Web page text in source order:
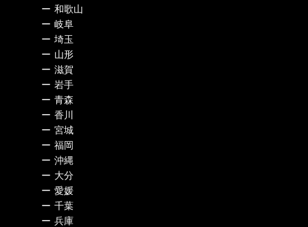
ー 和歌山
ー 岐阜
ー 埼玉
ー 山形
ー 滋賀
ー 岩手
ー 青森
ー 香川
ー 宮城
ー 福岡
ー 沖縄
ー 大分
ー 愛媛
ー 千葉
ー 兵庫